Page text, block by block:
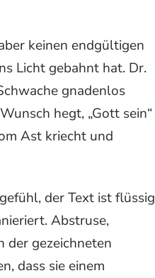
keinen endgültigen
Licht gebahnt hat. Dr.
gnadenlos
hegt, „Gott sein“
Ast kriecht und
der Text ist flüssig
Abstruse,
der gezeichneten
dass sie einem